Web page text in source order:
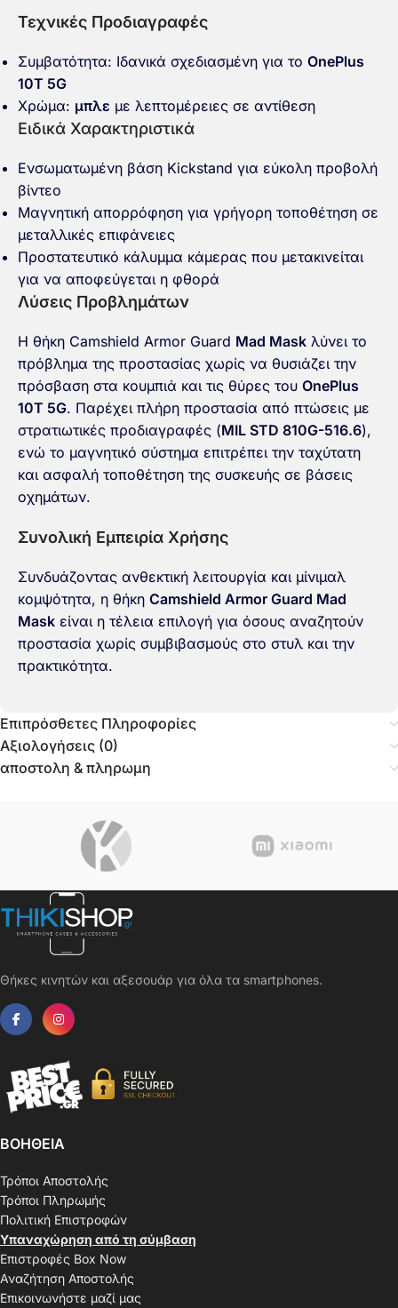
Τεχνικές Προδιαγραφές
Συμβατότητα: Ιδανικά σχεδιασμένη για το OnePlus
10T 5G
Χρώμα: μπλε με λεπτομέρειες σε αντίθεση
Ειδικά Χαρακτηριστικά
Ενσωματωμένη βάση Kickstand για εύκολη προβολή
βίντεο
Μαγνητική απορρόφηση για γρήγορη τοποθέτηση σε
μεταλλικές επιφάνειες
Προστατευτικό κάλυμμα κάμερας που μετακινείται
για να αποφεύγεται η φθορά
Λύσεις Προβλημάτων
Η θήκη Camshield Armor Guard Mad Mask λύνει το
πρόβλημα της προστασίας χωρίς να θυσιάζει την
πρόσβαση στα κουμπιά και τις θύρες του OnePlus
10T 5G. Παρέχει πλήρη προστασία από πτώσεις με
στρατιωτικές προδιαγραφές (MIL STD 810G-516.6),
ενώ το μαγνητικό σύστημα επιτρέπει την ταχύτατη
και ασφαλή τοποθέτηση της συσκευής σε βάσεις
οχημάτων.
Συνολική Εμπειρία Χρήσης
Συνδυάζοντας ανθεκτική λειτουργία και μίνιμαλ
κομψότητα, η θήκη Camshield Armor Guard Mad
Mask είναι η τέλεια επιλογή για όσους αναζητούν
προστασία χωρίς συμβιβασμούς στο στυλ και την
πρακτικότητα.
Επιπρόσθετες Πληροφορίες
Αξιολογήσεις (0)
αποστολη & πληρωμη
Θήκες κινητών και αξεσουάρ για όλα τα smartphones.
ΒΟΗΘΕΙΑ
Τρόποι Αποστολής
Τρόποι Πληρωμής
Πολιτική Επιστροφών
Υπαναχώρηση από τη σύμβαση
Επιστροφές Box Now
Αναζήτηση Αποστολής
Επικοινωνήστε μαζί μας